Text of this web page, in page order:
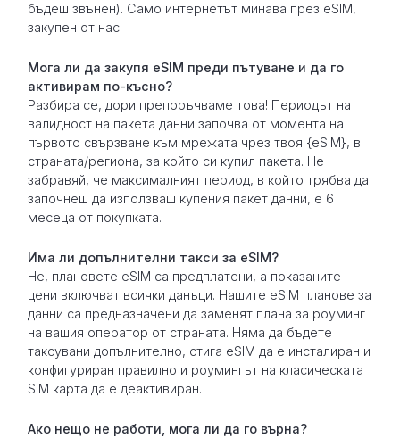
бъдеш звънен). Само интернетът минава през eSIM,
закупен от нас.
Мога ли да закупя eSIM преди пътуване и да го
активирам по-късно?
Разбира се, дори препоръчваме това! Периодът на
валидност на пакета данни започва от момента на
първото свързване към мрежата чрез твоя {eSIM}, в
страната/региона, за който си купил пакета. Не
забравяй, че максималният период, в който трябва да
започнеш да използваш купения пакет данни, е 6
месеца от покупката.
Има ли допълнителни такси за eSIM?
Не, плановете eSIM са предплатени, а показаните
цени включват всички данъци. Нашите eSIM планове за
данни са предназначени да заменят плана за роуминг
на вашия оператор от страната. Няма да бъдете
таксувани допълнително, стига eSIM да е инсталиран и
конфигуриран правилно и роумингът на класическата
SIM карта да е деактивиран.
Ако нещо не работи, мога ли да го върна?